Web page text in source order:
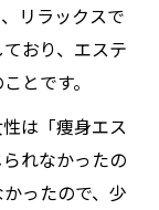
リラックスで
おり、エステ
とです。
は「痩身エス
れなかったの
ったので、少